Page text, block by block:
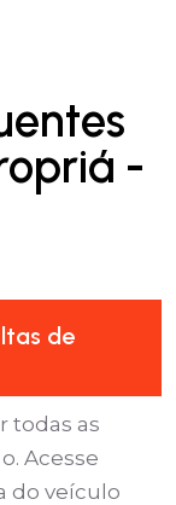
-
de
todas as
Acesse
do veículo